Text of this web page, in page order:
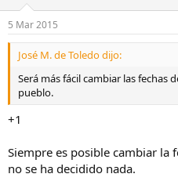
5 Mar 2015
José M. de Toledo dijo:
Será más fácil cambiar las fechas
pueblo.
+1
Siempre es posible cambiar la
no se ha decidido nada.